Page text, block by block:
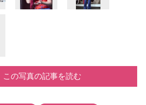
この写真の記事を読む